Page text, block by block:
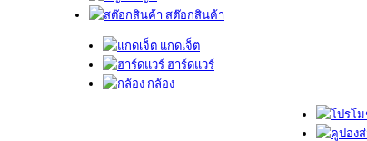
สต๊อกสินค้า
แกดเจ็ต
ฮาร์ดแวร์
กล้อง